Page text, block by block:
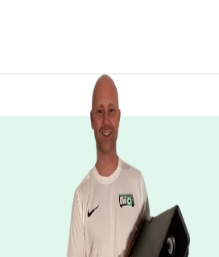
3 gelijke delen